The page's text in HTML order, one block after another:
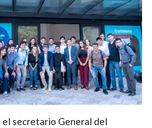
el secretario General del